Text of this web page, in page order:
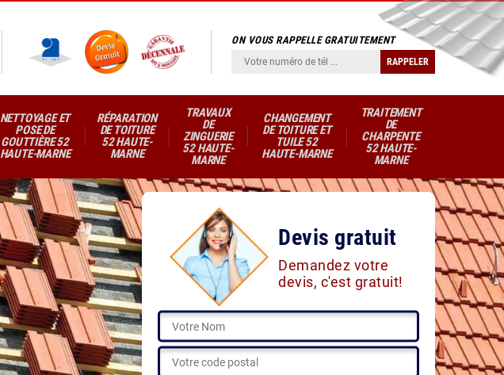
ON VOUS RAPPELLE GRATUITEMENT
NETTOYAGE ET
POSE DE
GOUTTIÈRE 52
HAUTE-MARNE
RÉPARATION
DE TOITURE
52 HAUTE-
MARNE
TRAVAUX
DE
ZINGUERIE
52 HAUTE-
MARNE
CHANGEMENT
DE TOITURE ET
TUILE 52
HAUTE-MARNE
TRAITEMENT
DE
CHARPENTE
52 HAUTE-
MARNE
Devis gratuit
Demandez votre
devis, c'est gratuit!